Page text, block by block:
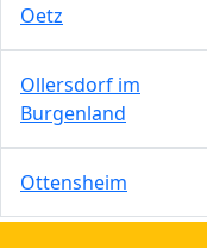
Oetz
Ollersdorf im
Burgenland
Ottensheim